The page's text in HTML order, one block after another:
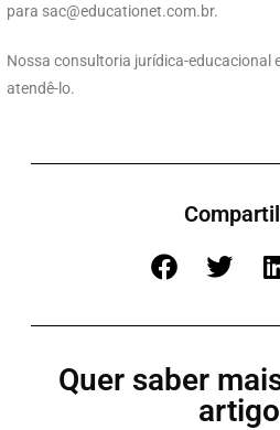
para sac@educationet.com.br.
Nossa consultoria jurídica-educacional
atendê-lo.
Quer saber